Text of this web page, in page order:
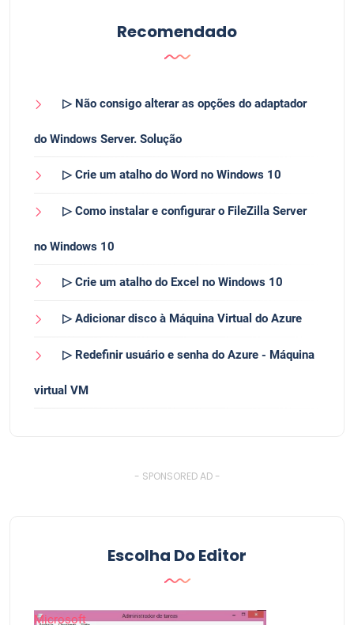
Recomendado
▷ Não consigo alterar as opções do adaptador
do Windows Server. Solução
▷ Crie um atalho do Word no Windows 10
▷ Como instalar e configurar o FileZilla Server
no Windows 10
▷ Crie um atalho do Excel no Windows 10
▷ Adicionar disco à Máquina Virtual do Azure
▷ Redefinir usuário e senha do Azure - Máquina
virtual VM
- SPONSORED AD -
Escolha Do Editor
Microsoft